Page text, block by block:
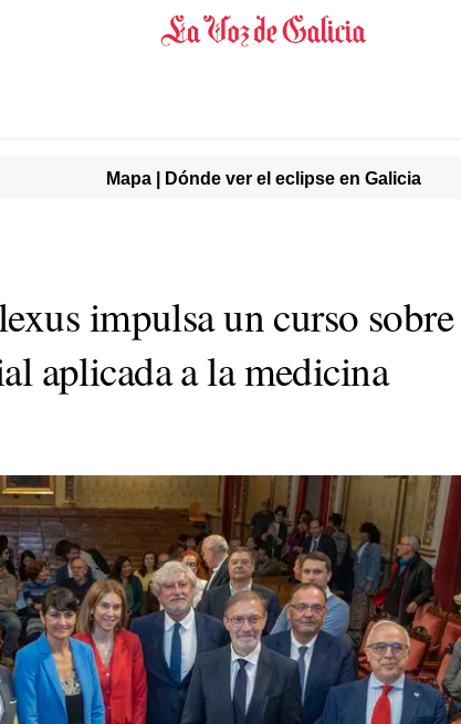
Mapa | Dónde ver el eclipse en Galicia
impulsa un curso sobre
aplicada a la medicina